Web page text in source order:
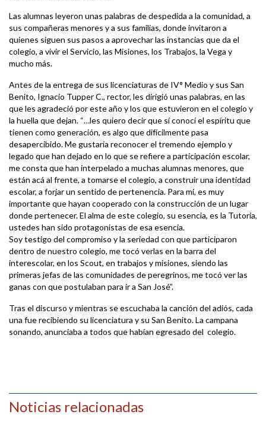
Las alumnas leyeron unas palabras de despedida a la comunidad, a
sus compañeras menores y a sus familias, donde invitaron a
quienes siguen sus pasos a aprovechar las instancias que da el
colegio, a vivir el Servicio, las Misiones, los Trabajos, la Vega y
mucho más.
Antes de la entrega de sus licenciaturas de IV° Medio y sus San
Benito, Ignacio Tupper C., rector, les dirigió unas palabras, en las
que les agradeció por este año y los que estuvieron en el colegio y
la huella que dejan. “…les quiero decir que sí conocí el espíritu que
tienen como generación, es algo que difícilmente pasa
desapercibido. Me gustaría reconocer el tremendo ejemplo y
legado que han dejado en lo que se refiere a participación escolar,
me consta que han interpelado a muchas alumnas menores, que
están acá al frente, a tomarse el colegio, a construir una identidad
escolar, a forjar un sentido de pertenencia. Para mí, es muy
importante que hayan cooperado con la construcción de un lugar
donde pertenecer. El alma de este colegio, su esencia, es la Tutoría,
ustedes han sido protagonistas de esa esencia.
Soy testigo del compromiso y la seriedad con que participaron
dentro de nuestro colegio, me tocó verlas en la barra del
interescolar, en los Scout, en trabajos y misiones, siendo las
primeras jefas de las comunidades de peregrinos, me tocó ver las
ganas con que postulaban para ir a San José”.
Tras el discurso y mientras se escuchaba la canción del adiós, cada
una fue recibiendo su licenciatura y su San Benito. La campana
sonando, anunciaba a todos que habían egresado del colegio.
Noticias relacionadas